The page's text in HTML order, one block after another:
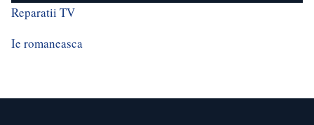
Reparatii TV
Ie romaneasca